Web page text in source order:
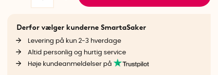
Derfor vælger kunderne SmartaSaker
Levering på kun 2-3 hverdage
Altid personlig og hurtig service
Høje kundeanmeldelser på